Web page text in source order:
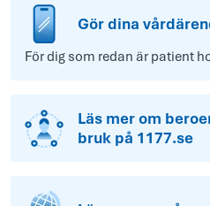
Gör dina
För dig som redan är patient
Läs mer om
bruk på 1177.se